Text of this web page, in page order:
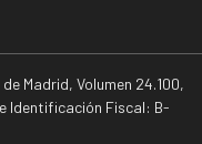
Madrid, Volumen 24.100,
Identificación Fiscal: B-